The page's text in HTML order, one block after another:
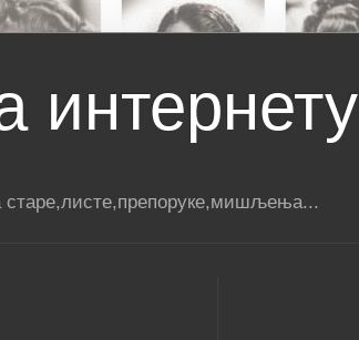
интернету
старе,листе,препоруке,мишљења...